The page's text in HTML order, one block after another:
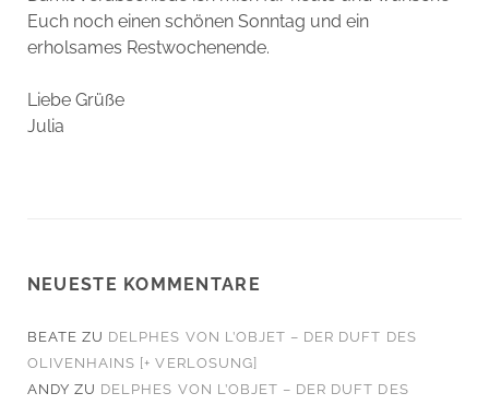
Euch noch einen schönen Sonntag und ein
erholsames Restwochenende.
Liebe Grüße
Julia
NEUESTE KOMMENTARE
BEATE ZU DELPHES VON L’OBJET – DER DUFT DES
OLIVENHAINS [+ VERLOSUNG]
ANDY ZU DELPHES VON L’OBJET – DER DUFT DES